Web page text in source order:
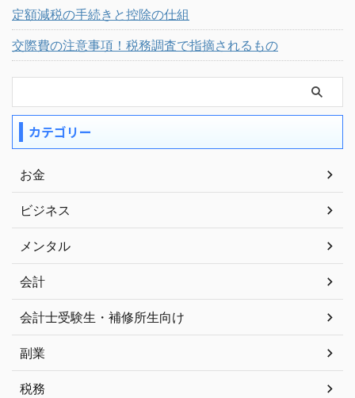
定額減税の手続きと控除の仕組
交際費の注意事項！税務調査で指摘されるもの
カテゴリー
お金
ビジネス
メンタル
会計
会計士受験生・補修所生向け
副業
税務